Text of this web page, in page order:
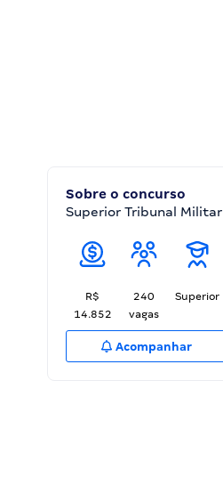
Sobre o concurso
Superior Tribunal Militar
R$
14.852
240
vagas
Superior
Acompanhar